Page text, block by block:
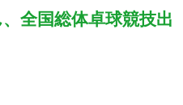
全国総体卓球競技出